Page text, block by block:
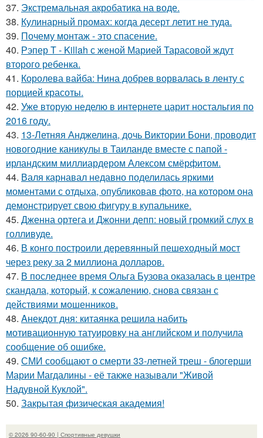
37. Экстремальная акробатика на воде.
38. Кулинарный промах: когда десерт летит не туда.
39. Почему монтаж - это спасение.
40. Рэпер T - Killah с женой Марией Тарасовой ждут
второго ребенка.
41. Королева вайба: Нина добрев ворвалась в ленту с
порцией красоты.
42. Уже вторую неделю в интернете царит ностальгия по
2016 году.
43. 13-Летняя Анджелина, дочь Виктории Бони, проводит
новогодние каникулы в Таиланде вместе с папой -
ирландским миллиардером Алексом смёрфитом.
44. Валя карнавал недавно поделилась яркими
моментами с отдыха, опубликовав фото, на котором она
демонстрирует свою фигуру в купальнике.
45. Дженна ортега и Джонни депп: новый громкий слух в
голливуде.
46. В конго построили деревянный пешеходный мост
через реку за 2 миллиона долларов.
47. В последнее время Ольга Бузова оказалась в центре
скандала, который, к сожалению, снова связан с
действиями мошенников.
48. Aнекдот дня: китаянка решила набить
мотивационную татуировку на английском и получила
сообщение об ошибке.
49. СМИ сообщают о смерти 33-летней треш - блогерши
Марии Магдалины - её также называли "Живой
Надувной Куклой".
50. Закрытая физическая академия!
© 2026 90-60-90 | Спортивные девушки